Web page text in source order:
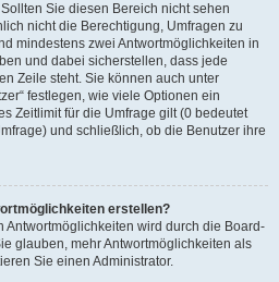
Sie diesen Bereich nicht sehen
nicht die Berechtigung, Umfragen zu
mindestens zwei Antwortmöglichkeiten in
und dabei sicherstellen, dass jede
Zeile steht. Sie können auch unter
festlegen, wie viele Optionen ein
Zeitlimit für die Umfrage gilt (0 bedeutet
und schließlich, ob die Benutzer ihre
erstellen?
Antwortmöglichkeiten wird durch die Board-
glauben, mehr Antwortmöglichkeiten als
Sie einen Administrator.